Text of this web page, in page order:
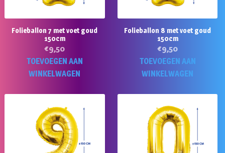
Folieballon 7 met voet goud
150cm
€9,50
TOEVOEGEN AAN
WINKELWAGEN
Folieballon 8 met voet goud
150cm
€9,50
TOEVOEGEN AAN
WINKELWAGEN